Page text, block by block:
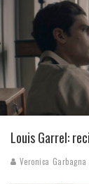
Louis Garrel:
Veronica Garbagna